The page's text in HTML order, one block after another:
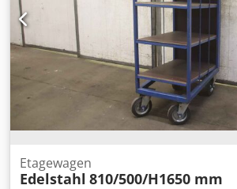
Etagewagen
Edelstahl 810/500/H1650 mm